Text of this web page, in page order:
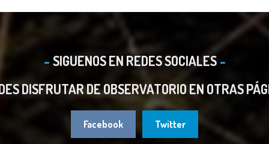
SIGUENOS EN REDES SOCIALES
DISFRUTAR DE OBSERVATORIO EN OTRAS
Facebook Twitter